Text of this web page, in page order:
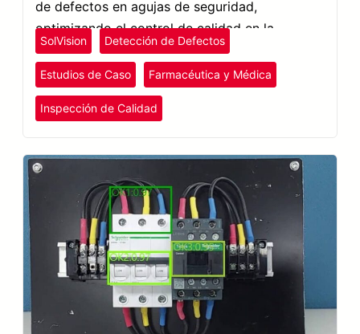
de defectos en agujas de seguridad,
optimizando el control de calidad en la
producción de dispositivos médicos.
SolVision Detección de Defectos
Estudios de Caso Farmacéutica y Médica
Inspección de Calidad